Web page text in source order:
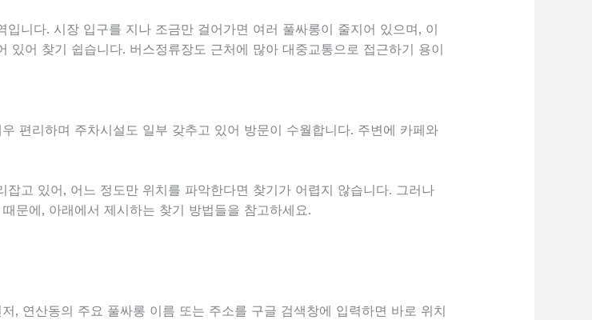
니다. 시장 입구를 지나 조금만 걸어가면 여러 풀싸롱이 줄지어 있으며, 이
있어 찾기 쉽습니다. 버스정류장도 근처에 많아 대중교통으로 접근하기 용이
편리하며 주차시설도 일부 갖추고 있어 방문이 수월합니다. 주변에 카페와
고 있어, 어느 정도만 위치를 파악한다면 찾기가 어렵지 않습니다. 그러나
문에, 아래에서 제시하는 찾기 방법들을 참고하세요.
, 연산동의 주요 풀싸롱 이름 또는 주소를 구글 검색창에 입력하면 바로 위치